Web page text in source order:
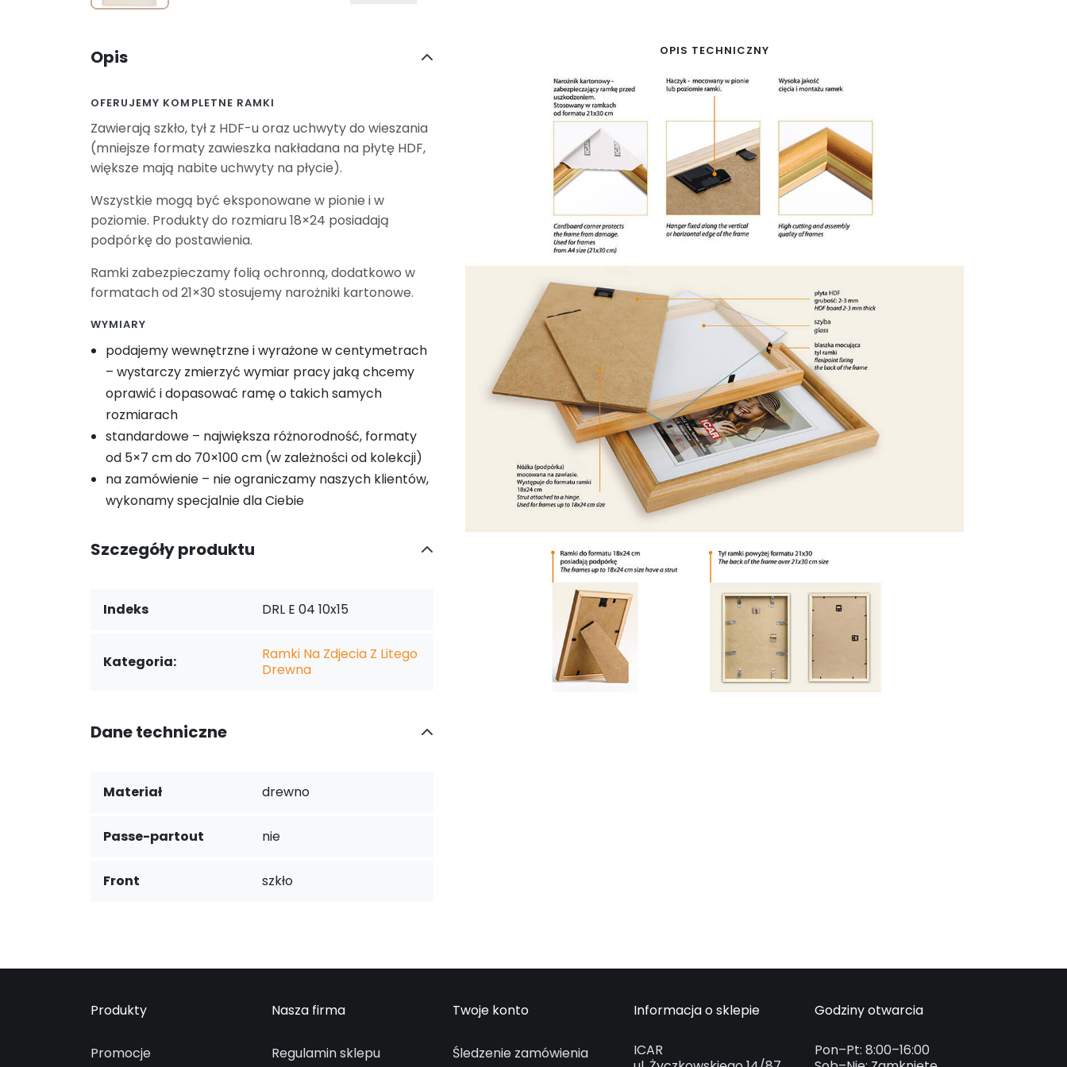
OPIS TECHNICZNY
Opis
OFERUJEMY KOMPLETNE RAMKI
Zawierają szkło, tył z HDF-u oraz uchwyty do wieszania
(mniejsze formaty zawieszka nakładana na płytę HDF,
większe mają nabite uchwyty na płycie).
Wszystkie mogą być eksponowane w pionie i w
poziomie. Produkty do rozmiaru 18×24 posiadają
podpórkę do postawienia.
Ramki zabezpieczamy folią ochronną, dodatkowo w
formatach od 21×30 stosujemy narożniki kartonowe.
WYMIARY
podajemy wewnętrzne i wyrażone w centymetrach
– wystarczy zmierzyć wymiar pracy jaką chcemy
oprawić i dopasować ramę o takich samych
rozmiarach
standardowe – największa różnorodność, formaty
od 5×7 cm do 70×100 cm (w zależności od kolekcji)
na zamówienie – nie ograniczamy naszych klientów,
wykonamy specjalnie dla Ciebie
Szczegóły produktu
Indeks DRL E 04 10x15
Kategoria:
Ramki Na Zdjecia Z Litego
Drewna
Dane techniczne
Materiał drewno
Passe-partout nie
Front szkło
Produkty
Promocje
Nasza firma
Regulamin sklepu
Twoje konto
Śledzenie zamówienia
Informacja o sklepie
ICAR
Godziny otwarcia
Pon–Pt: 8:00–16:00